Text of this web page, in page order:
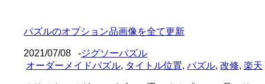
パズルのオプション品画像を全て更新
2021/07/08 -ジグソーパズル
オーダーメイドパズル, タイトル位置, パズル, 改修, 楽天